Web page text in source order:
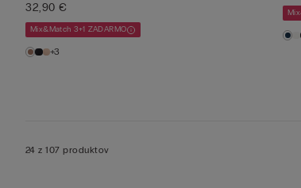
32,90 €
Mix&Match 3+1 ZADARMO
+3
24 z 107 produktov